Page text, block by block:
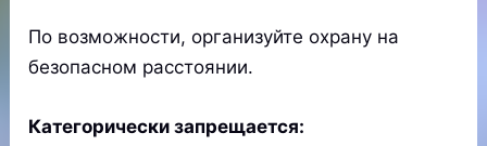
По возможности, организуйте охрану на
безопасном расстоянии.
Категорически запрещается: